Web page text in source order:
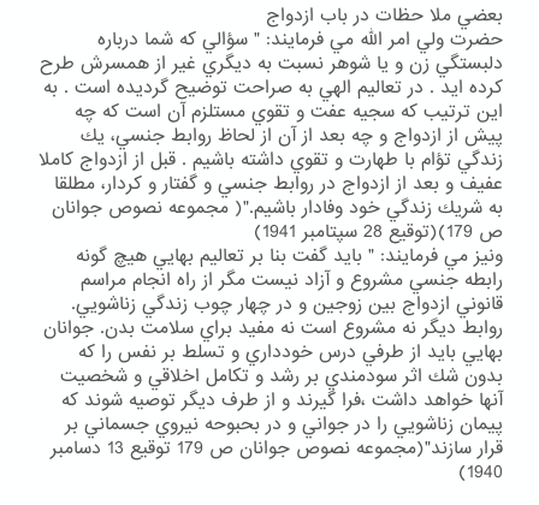
بعضي ملا حظات در باب ازدواج
حضرت ولي امر الله مي فرمايند: " سؤالي كه شما درباره
دلبستگي زن و يا شوهر نسبت به ديگري غير از همسرش طرح
كرده ايد . در تعاليم الهي به صراحت توضيح گرديده است . به
اين ترتيب كه سجيه عفت و تقوي مستلزم آن است كه چه
پيش از ازدواج و چه بعد از آن از لحاظ روابط جنسي، يك
زندگي تؤام با طهارت و تقوي داشته باشيم . قبل از ازدواج كاملا
عفيف و بعد از ازدواج در روابط جنسي و گفتار و كردار، مطلقا
به شريك زندگي خود وفادار باشيم."( مجموعه نصوص جوانان
ص 179)(توقيع 28 سپتامبر 1941)
ونيز مي فرمايند: " بايد گفت بنا بر تعاليم بهايي هيچ گونه
رابطه جنسي مشروع و آزاد نيست مگر از راه انجام مراسم
قانوني ازدواج بين زوجين و در چهار چوب زندگي زناشويي.
روابط ديگر نه مشروع است نه مفيد براي سلامت بدن. جوانان
بهايي بايد از طرفي درس خودداري و تسلط بر نفس را كه
بدون شك اثر سودمندي بر رشد و تكامل اخلاقي و شخصيت
آنها خواهد داشت ،فرا گيرند و از طرف ديگر توصيه شوند كه
پيمان زناشويي را در جواني و در بحبوحه نيروي جسماني بر
قرار سازند"(مجموعه نصوص جوانان ص 179 توقيع 13 دسامبر
1940)